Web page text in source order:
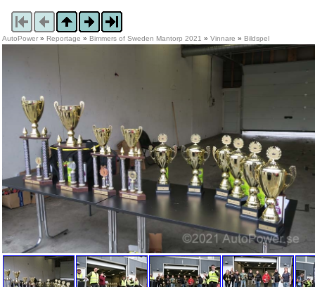
AutoPower » Reportage » Bimmers of Sweden Mantorp 2021 »Vinnare » Bildspel